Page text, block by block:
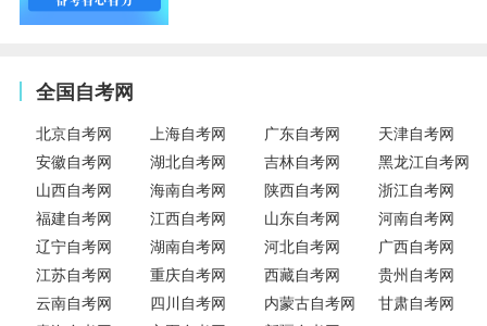
全国自考网
北京自考网 上海自考网 广东自考网
天津自考网
安徽自考网
湖北自考网 吉林自考网
黑龙江自考网
山西自考网
海南自考网 陕西自考网
浙江自考网
福建自考网
江西自考网 山东自考网
河南自考网
辽宁自考网
湖南自考网 河北自考网
广西自考网
江苏自考网
重庆自考网 西藏自考网
贵州自考网
云南自考网
四川自考网 内蒙古自考网
甘肃自考网